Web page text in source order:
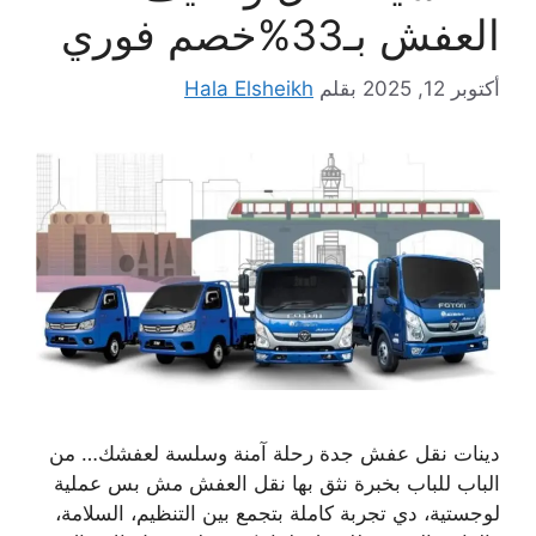
العفش بـ33%خصم فوري
أكتوبر 12, 2025 بقلم Hala Elsheikh
دينات نقل عفش جدة رحلة آمنة وسلسة لعفشك… من
الباب للباب بخبرة نثق بها نقل العفش مش بس عملية
لوجستية، دي تجربة كاملة بتجمع بين التنظيم، السلامة،